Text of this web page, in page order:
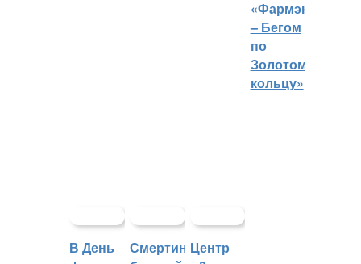
«Фармэко
– Бегом
по
Золотому
кольцу»
В День
Смертин: Центр